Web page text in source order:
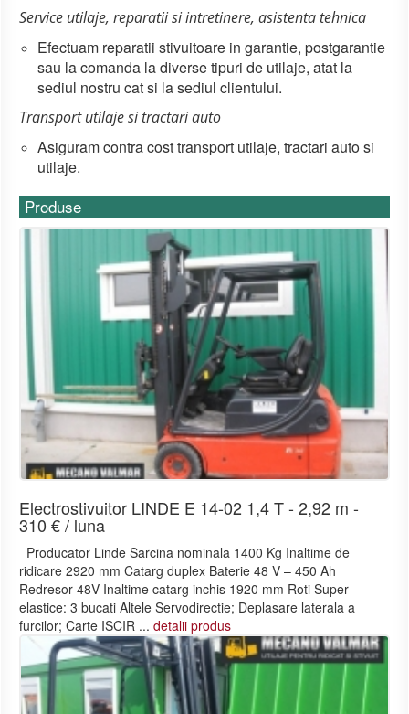
Service utilaje, reparatii si intretinere, asistenta tehnica
Efectuam reparatii stivuitoare in garantie, postgarantie
sau la comanda la diverse tipuri de utilaje, atat la
sediul nostru cat si la sediul clientului.
Transport utilaje si tractari auto
Asiguram contra cost transport utilaje, tractari auto si
utilaje.
Produse
Electrostivuitor LINDE E 14-02 1,4 T - 2,92 m -
310 € / luna
Producator Linde Sarcina nominala 1400 Kg Inaltime de
ridicare 2920 mm Catarg duplex Baterie 48 V – 450 Ah
Redresor 48V Inaltime catarg inchis 1920 mm Roti Super-
elastice: 3 bucati Altele Servodirectie; Deplasare laterala a
furcilor; Carte ISCIR ... detalii produs